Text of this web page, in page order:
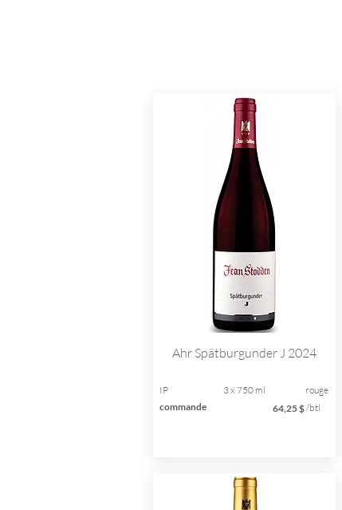
Ahr Spätburgunder J 2024
IP
commande
3 x 750 ml
rouge
64,25 $/btl